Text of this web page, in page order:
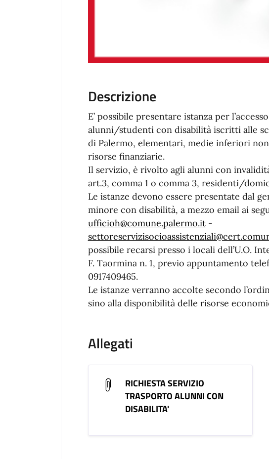
Descrizione
E’ possibile presentare istanza per
alunni/studenti con disabilità iscritti alle
di Palermo, elementari, medie inferiori
risorse finanziarie.
Il servizio, è rivolto agli alunni con
art.3, comma 1 o comma 3, residenti/
Le istanze devono essere presentate dal
minore con disabilità, a mezzo email ai
ufficioh@comune.palermo.it-
possibile recarsi presso i locali dell’U.O.
F. Taormina n. 1, previo appuntamento
0917409465.
Le istanze verranno accolte secondo
sino alla disponibilità delle risorse
Allegati
RICHIESTA SERVIZIO
TRASPORTO ALUNNI CON
DISABILITA'